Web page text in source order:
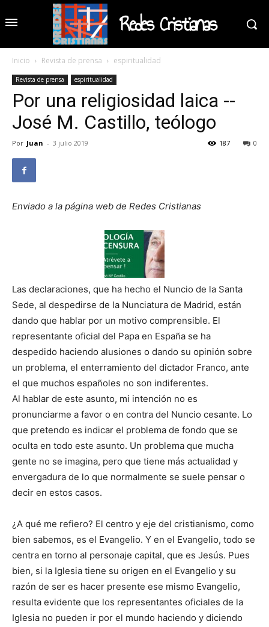
Redes Cristianas
Inicio Revista de prensa espiritualidad
Revista de prensa espiritualidad
Por una religiosidad laica --
José M. Castillo, teólogo
Por Juan - 3 julio 2019 0
187
Enviado a la página web de Redes Cristianas
Las declaraciones, que ha hecho el Nuncio de la Santa
Sede, al despedirse de la Nunciatura de Madrid, están
dando que hablar por un motivo comprensible. El
representante oficial del Papa en España se ha
despedido haciendo alusiones o dando su opinión sobre
un problema, el enterramiento del dictador Franco, ante
el que muchos españoles no son indiferentes.
Al hablar de este asunto, mi intención no es
pronunciarme a favor o en contra del Nuncio cesante. Lo
que pretendo es indicar el problema de fondo que se
oculta en todo este asunto. Un problema que mucha
gente no se imagina, pero que tiene más actualidad y
envergadura de lo que normalmente se suele pensar o
decir en estos casos.
¿A qué me refiero? El centro y eje del cristianismo, como
bien sabemos, es el Evangelio. Y en el Evangelio, todo se
centra en torno al personaje capital, que es Jesús. Pues
bien, si la Iglesia tiene su origen en el Evangelio y su
razón de ser es hacer presente ese mismo Evangelio,
resulta evidente que los representantes oficiales de la
Iglesia no pueden ir por el mundo haciendo y diciendo